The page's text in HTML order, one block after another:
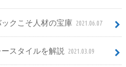
クこそ人材の宝庫 2021.06.07
スタイルを解説 2021.03.09